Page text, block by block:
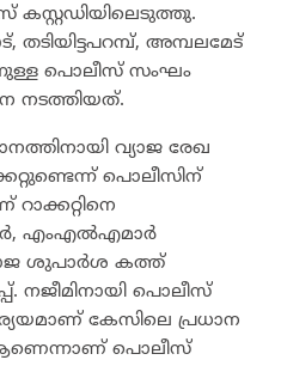
കസ്റ്റഡിയിലെടുത്തു.
അമ്പലമേട്
പൊലീസ് സംഘം
നടത്തിയത്.
വ്യാജ രേഖ
പൊലീസിന്
എംഎൽഎമാർ
ശുപാർശ കത്ത്
നജീമിനായി പൊലീസ്
കേസിലെ പ്രധാന
ആണെന്നാണ് പൊലീസ്